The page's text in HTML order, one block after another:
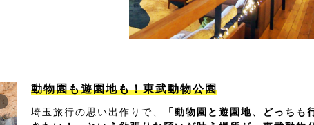
動物園も遊園地も！東武動物公園
埼玉旅行の思い出作りで、
「動物園と遊園地、どっちも